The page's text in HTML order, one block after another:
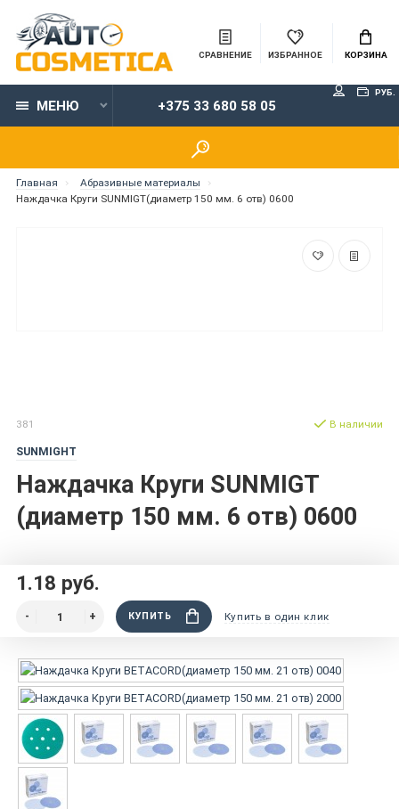
СРАВНЕНИЕ ИЗБРАННОЕ КОРЗИНА
МЕНЮ +375 33 680 58 05
РУБ.
Главная
Абразивные материалы
Наждачка Круги SUNMIGT(диаметр 150 мм. 6 отв) 0600
381
SUNMIGHT
Наждачка Круги SUNMIGT
(диаметр 150 мм. 6 отв) 0600
В наличии
1.18 руб.
КУПИТЬ Купить в один клик